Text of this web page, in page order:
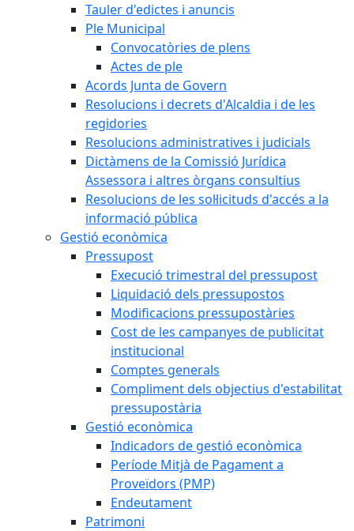
Tauler d'edictes i anuncis
Ple Municipal
Convocatòries de plens
Actes de ple
Acords Junta de Govern
Resolucions i decrets d'Alcaldia i de les
regidories
Resolucions administratives i judicials
Dictàmens de la Comissió Jurídica
Assessora i altres òrgans consultius
Resolucions de les sol·licituds d'accés a la
informació pública
Gestió econòmica
Pressupost
Execució trimestral del pressupost
Liquidació dels pressupostos
Modificacions pressupostàries
Cost de les campanyes de publicitat
institucional
Comptes generals
Compliment dels objectius d'estabilitat
pressupostària
Gestió econòmica
Indicadors de gestió econòmica
Període Mitjà de Pagament a
Proveïdors (PMP)
Endeutament
Patrimoni